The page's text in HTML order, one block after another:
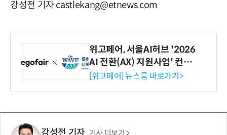
강성전 기자 castlekang@etnews.com
위고페어, 서울AI허브 '2026
AI 전환(AX) 지원사업' 컨소
시엄 선정
[위고페어] 뉴스룸 바로가기>
강성전 기자 기사 더보기